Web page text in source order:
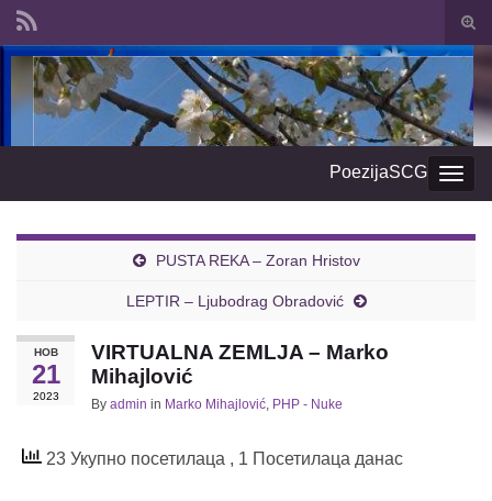
Search for:
PoezijaSCG
PUSTA REKA – Zoran Hristov
LEPTIR – Ljubodrag Obradović
НОВ
21
2023
VIRTUALNA ZEMLJA – Marko
Mihajlović
By admin in Marko Mihajlović, PHP - Nuke
23 Укупно посетилаца , 1 Посетилаца данас